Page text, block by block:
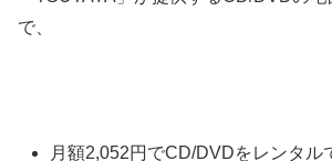
で、
月額2,052円でCD/DVDをレンタル